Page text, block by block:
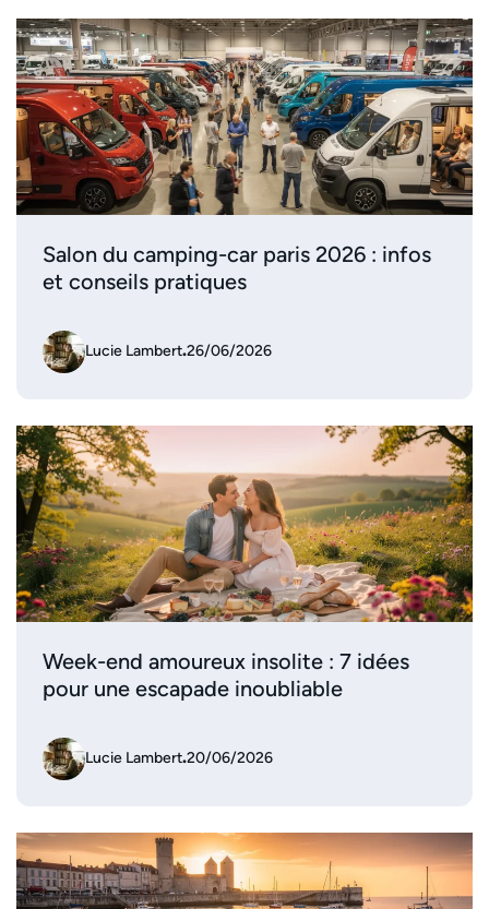
Salon du camping-car paris 2026 : infos
et conseils pratiques
Lucie Lambert.26/06/2026
Week-end amoureux insolite : 7 idées
pour une escapade inoubliable
Lucie Lambert.20/06/2026